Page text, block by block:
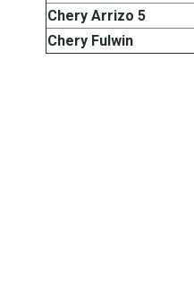
Chery Arrizo 5
Chery Fulwin